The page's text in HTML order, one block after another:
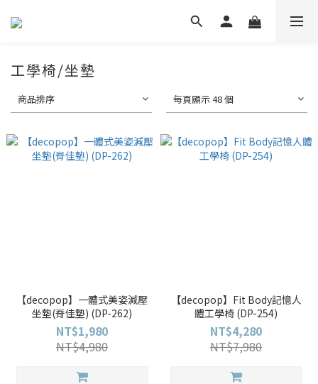
工學椅/坐墊
商品排序 每頁顯示 48 個
【decopop】一體式美姿減壓
坐墊(脊佳墊) (DP-262)
NT$1,980
NT$4,980
【decopop】Fit Body記憶人
體工學椅 (DP-254)
NT$4,280
NT$7,980